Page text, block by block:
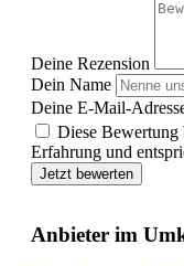
Deine Rezension
Dein Name
Deine E-Mail-
Diese Bewertung
Erfahrung und
Jetzt bewerten
Anbieter im